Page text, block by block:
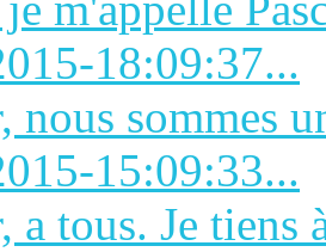
18:09:37...
nous sommes
15:09:33...
a tous. Je tiens